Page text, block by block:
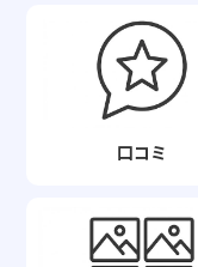
口コミ